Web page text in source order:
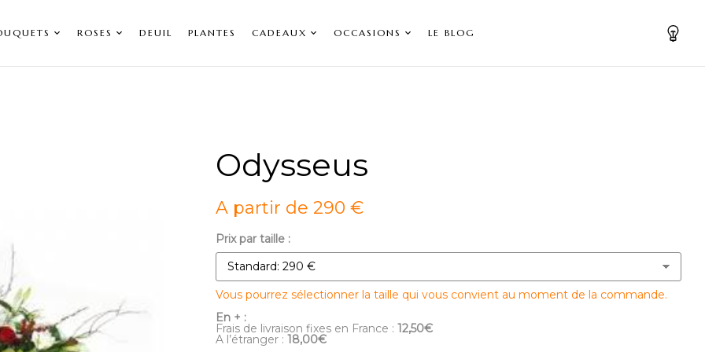
ROSES DEUIL PLANTES CADEAUX OCCASIONS LE BLOG
Odysseus
A partir de 290 €
Prix par taille :
Vous pourrez sélectionner la taille qui vous convient au moment de la commande.
En + :
Frais de livraison fixes en France : 12,50€
A l’étranger : 18,00€